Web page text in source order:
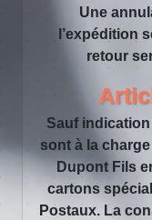
Une
l’expédition
retour
Sauf
sont à la
Dupont Fils
cartons
Postaux. La